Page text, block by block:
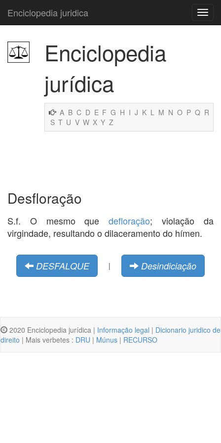
Enciclopedia juridica
Enciclopedia
jurídica
A B C D E F G H I J K L M N O P Q R
S T U V W X Y Z
Desfloração
S.f. O mesmo quedefloração; violação da
virgindade, resultando o dilaceramento do hímen.
DESFALQUE | Desindiciação
2020 Enciclopedia jurídica | Informação legal | Dicionario juridico de
direito | Mais verbetes : DRU | Múnus | RECURSO